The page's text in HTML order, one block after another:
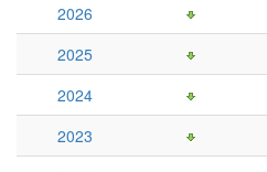
2026
2025
2024
2023